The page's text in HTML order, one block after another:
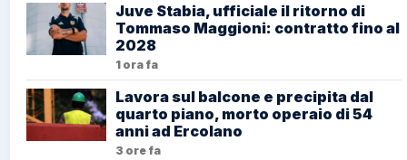
Juve Stabia, ufficiale il ritorno di
Tommaso Maggioni: contratto fino al
2028
1 ora fa
Lavora sul balcone e precipita dal
quarto piano, morto operaio di 54
anni ad Ercolano
3 ore fa